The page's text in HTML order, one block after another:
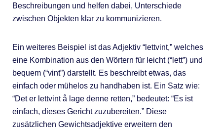
Beschreibungen und helfen dabei, Unterschiede
zwischen Objekten klar zu kommunizieren.
Ein weiteres Beispiel ist das Adjektiv “lettvint,” welches
eine Kombination aus den Wörtern für leicht (“lett”) und
bequem (“vint”) darstellt. Es beschreibt etwas, das
einfach oder mühelos zu handhaben ist. Ein Satz wie:
“Det er lettvint å lage denne retten,” bedeutet: “Es ist
einfach, dieses Gericht zuzubereiten.” Diese
zusätzlichen Gewichtsadjektive erweitern den